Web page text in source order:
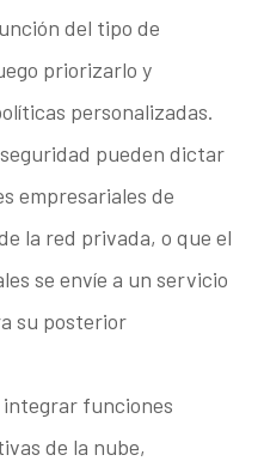
del tipo de
priorizarlo y
personalizadas.
pueden dictar
empresariales de
la red privada, o que el
se envíe a un servicio
su posterior
integrar funciones
de la nube,